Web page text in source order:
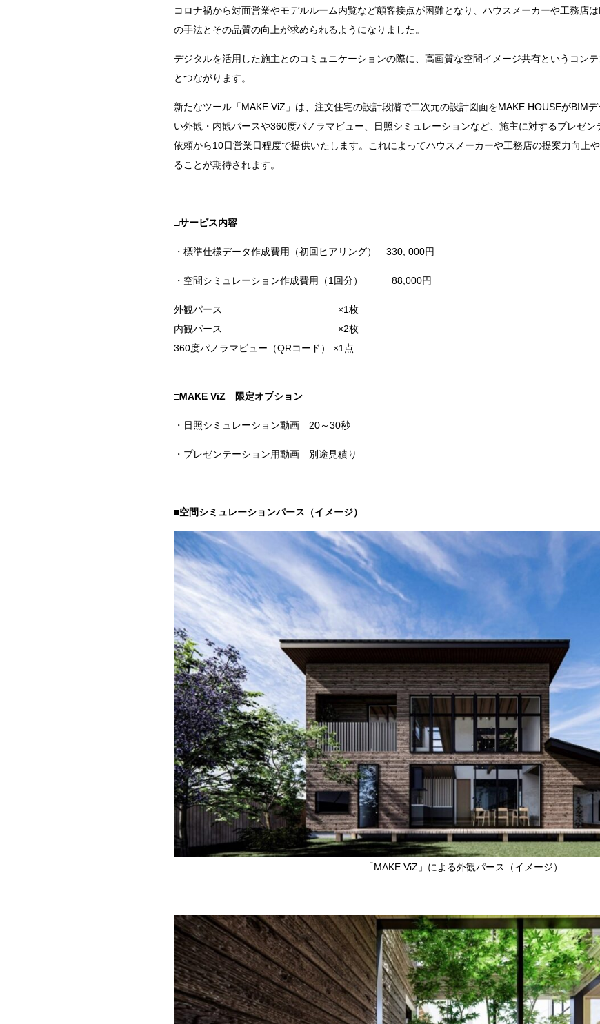
コロナ禍から対面営業やモデルルーム内覧など顧客接点が困難となり、ハウスメーカーや工務店は
の手法とその品質の向上が求められるようになりました。
デジタルを活用した施主とのコミュニケーションの際に、高画質な空間イメージ共有というコン
とつながります。
新たなツール「MAKE ViZ 」は、注文住宅の設計段階で二次元の設計図面をMAKE HOUSEがBIMデ
い外観・内観パースや360度パノラマビュー、日照シミュレーションなど、施主に対するプレゼ
依頼から10日営業日程度で提供いたします。これによってハウスメーカーや工務店の提案力向上
ることが期待されます。
□サービス内容
・標準仕様データ作成費用（初回ヒアリング） 330, 000円
・空間シミュレーション作成費用（1 回分） 88,000円
外観パース ×1枚
内観パース ×2枚
360度パノラマビュー（QRコード） ×1 点
□MAKE ViZ 限定オプション
・日照シミュレーション動画 20～30秒
・プレゼンテーション用動画 別途見積り
■空間シミュレーションパース（イメージ）
「MAKE ViZ 」による外観パース（イメージ）